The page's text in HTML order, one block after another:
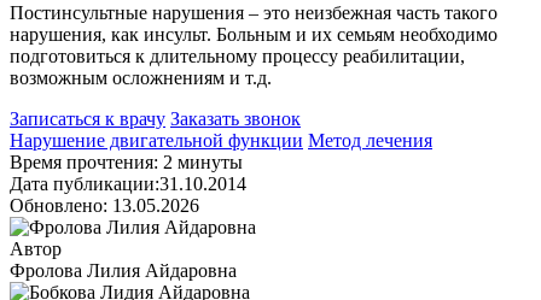
Постинсультные нарушения – это неизбежная часть такого
нарушения, как инсульт. Больным и их семьям необходимо
подготовиться к длительному процессу реабилитации,
возможным осложнениям и т.д.
Записаться к врачу Заказать звонок
Нарушение двигательной функции Метод лечения
Время прочтения: 2 минуты
Дата публикации:31.10.2014
Обновлено: 13.05.2026
Автор
Фролова Лилия Айдаровна